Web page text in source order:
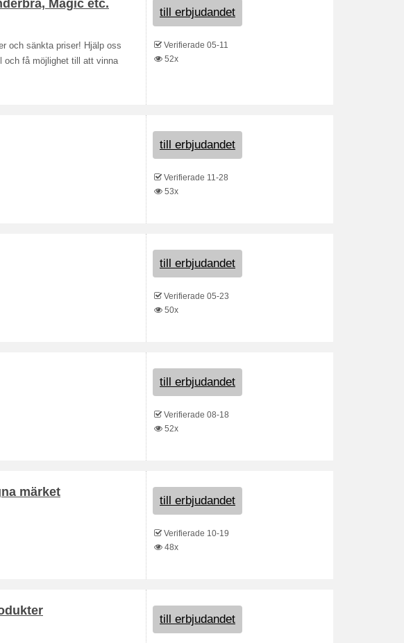
Magic etc.
och sänkta priser! Hjälp oss
och få möjlighet till att vinna
till erbjudandet
Verifierade 05-11
52x
till erbjudandet
Verifierade 11-28
53x
till erbjudandet
Verifierade 05-23
50x
till erbjudandet
Verifierade 08-18
52x
märket
till erbjudandet
Verifierade 10-19
48x
till erbjudandet